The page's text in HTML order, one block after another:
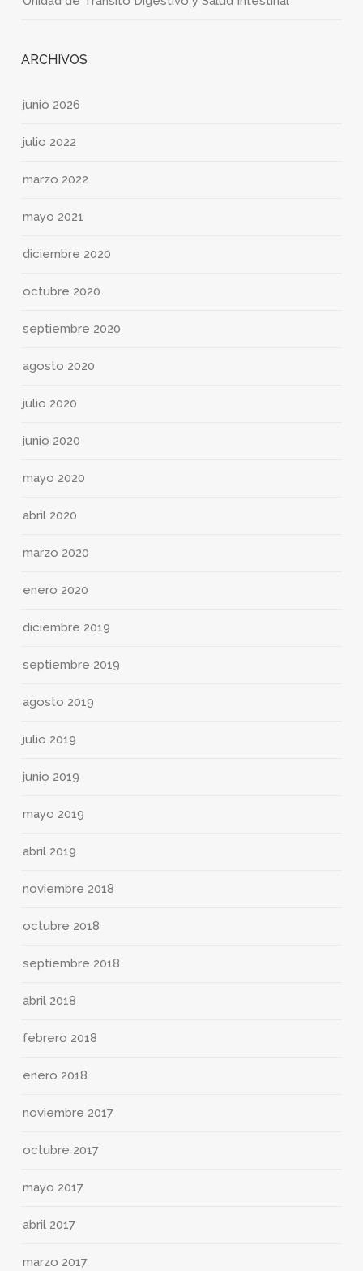
ARCHIVOS
junio 2026
julio 2022
marzo 2022
mayo 2021
diciembre 2020
octubre 2020
septiembre 2020
agosto 2020
julio 2020
junio 2020
mayo 2020
abril 2020
marzo 2020
enero 2020
diciembre 2019
septiembre 2019
agosto 2019
julio 2019
junio 2019
mayo 2019
abril 2019
noviembre 2018
octubre 2018
septiembre 2018
abril 2018
febrero 2018
enero 2018
noviembre 2017
octubre 2017
mayo 2017
abril 2017
marzo 2017